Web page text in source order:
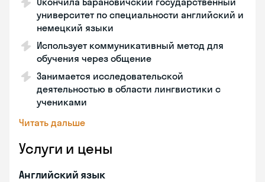
университет по специальности английский и
немецкий языки
Использует коммуникативный метод для
обучения через общение
Занимается исследовательской
деятельностью в области лингвистики с
учениками
Читать дальше
Услуги и цены
Английский язык